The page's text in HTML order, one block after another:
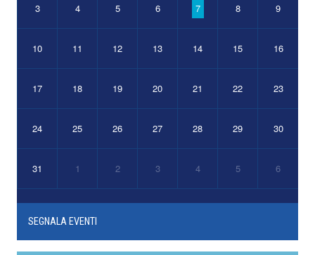
3 4 5 6 7 8 9
10 11 12 13 14 15 16
17 18 19 20 21 22 23
24 25 26 27 28 29 30
31 1 2 3 4 5 6
SEGNALA EVENTI